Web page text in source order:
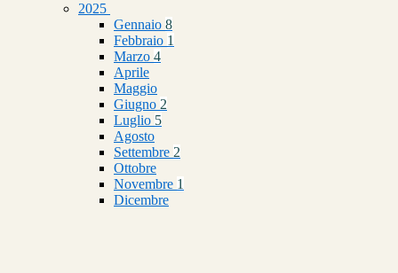
2025
Gennaio 8
Febbraio 1
Marzo 4
Aprile
Maggio
Giugno 2
Luglio 5
Agosto
Settembre 2
Ottobre
Novembre 1
Dicembre